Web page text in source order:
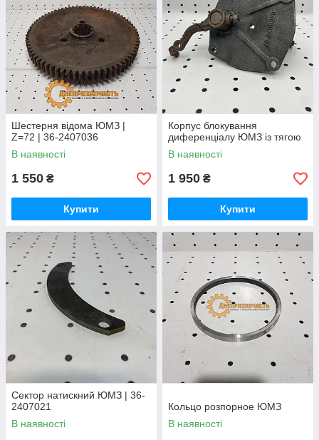
Шестерня відома ЮМЗ |
Z=72 | 36-2407036
В наявності
1 550 ₴
Купити
Корпус блокування
диференціалу ЮМЗ із тягою
В наявності
1 950 ₴
Купити
Сектор натискний ЮМЗ | 36-
2407021
В наявності
Кольцо розпорное ЮМЗ
В наявності